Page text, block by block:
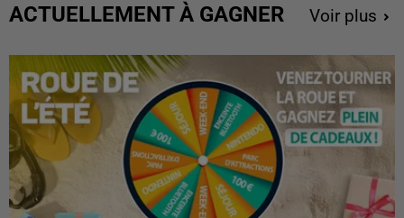
ACTUELLEMENT À GAGNER Voir plus